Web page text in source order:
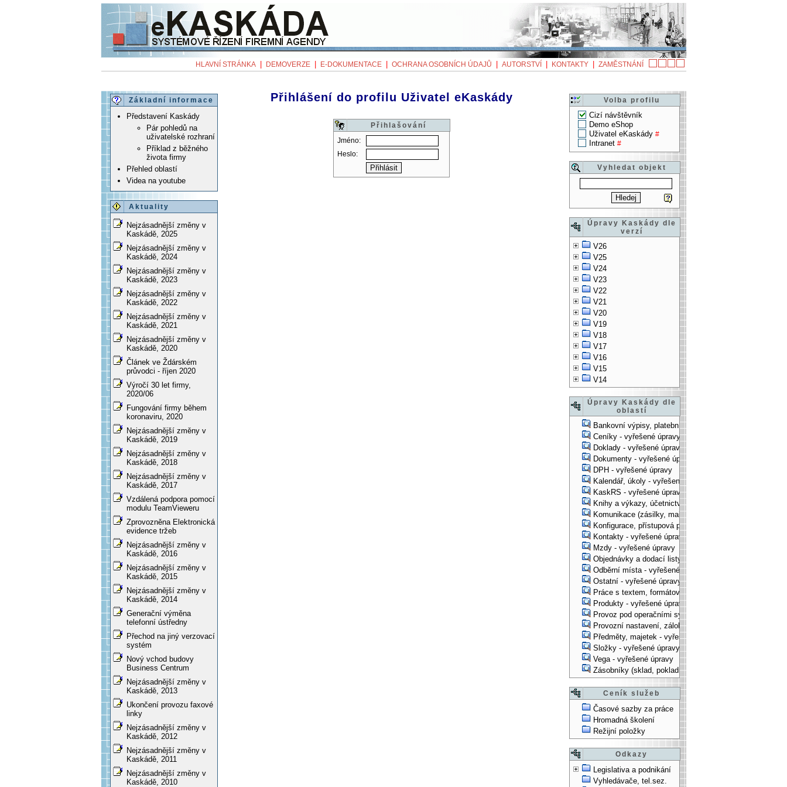
HLAVNÍ STRÁNKA DEMOVERZE E-DOKUMENTACE OCHRANA OSOBNÍCH ÚDAJŮ AUTORSTVÍ KONTAKTY ZAMĚSTNÁNÍ
Základní informace
Představení Kaskády
Pár pohledů na
uživatelské rozhraní
Příklad z běžného
života firmy
Přehled oblastí
Videa na youtube
Aktuality
Nejzásadnější změny v
Kaskádě, 2025
Nejzásadnější změny v
Kaskádě, 2024
Nejzásadnější změny v
Kaskádě, 2023
Nejzásadnější změny v
Kaskádě, 2022
Nejzásadnější změny v
Kaskádě, 2021
Nejzásadnější změny v
Kaskádě, 2020
Článek ve Ždárském
průvodci - říjen 2020
Výročí 30 let firmy,
2020/06
Fungování firmy během
koronaviru, 2020
Nejzásadnější změny v
Kaskádě, 2019
Nejzásadnější změny v
Kaskádě, 2018
Nejzásadnější změny v
Kaskádě, 2017
Vzdálená podpora pomocí
modulu TeamVieweru
Zprovozněna Elektronická
evidence tržeb
Nejzásadnější změny v
Kaskádě, 2016
Nejzásadnější změny v
Kaskádě, 2015
Nejzásadnější změny v
Kaskádě, 2014
Generační výměna
telefonní ústředny
Přechod na jiný verzovací
systém
Nový vchod budovy
Business Centrum
Nejzásadnější změny v
Kaskádě, 2013
Ukončení provozu faxové
linky
Nejzásadnější změny v
Kaskádě, 2012
Nejzásadnější změny v
Kaskádě, 2011
Nejzásadnější změny v
Kaskádě, 2010
Volba profilu
Cizí návštěvník
Demo eShop
Uživatel eKaskády #
Intranet #
Vyhledat objekt
Úpravy Kaskády dle
verzí
V26
V25
V24
V23
V22
V21
V20
V19
V18
V17
V16
V15
V14
Úpravy Kaskády dle
oblastí
Bankovní výpisy, platební příkazy - vyřešené úpravy
Ceníky - vyřešené úpravy
Doklady - vyřešené úpravy
Dokumenty - vyřešené úpravy
DPH - vyřešené úpravy
Kalendář, úkoly - vyřešené úpravy
KaskRS - vyřešené úpravy
Knihy a výkazy, účetnictví - vyřešené úpravy
Komunikace (zásilky, mail-systém, ...) - vyřešené úpravy
Konfigurace, přístupová práva, ... - vyřešené úpravy
Kontakty - vyřešené úpravy
Mzdy - vyřešené úpravy
Objednávky a dodací listy - vyřešené úpravy
Odběrní místa - vyřešené úpravy
Ostatní - vyřešené úpravy
Práce s textem, formátování, ... - vyřešené úpravy
Produkty - vyřešené úpravy
Provoz pod operačními systémy, technologické věci -
Provozní nastavení, zálohování, instalace, ... -
Předměty, majetek - vyřešené úpravy
Složky - vyřešené úpravy
Vega - vyřešené úpravy
Zásobníky (sklad, pokladna, bank. účet) - vyřešené
Ceník služeb
Časové sazby za práce
Hromadná školení
Režijní položky
Odkazy
Legislativa a podnikání
Vyhledávače, tel.sez.
Přihlášení do profilu Uživatel eKaskády
Přihlašování
Jméno:
Heslo: